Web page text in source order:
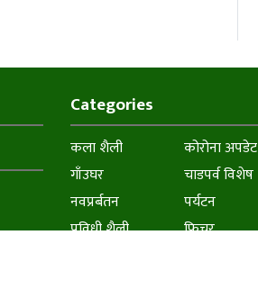
Categories
कला शैली कोरोना अपडेट
गाँउघर
चाडपर्व विशेष
नवप्रर्बतन
पर्यटन
प्रविधी शैली
फिचर